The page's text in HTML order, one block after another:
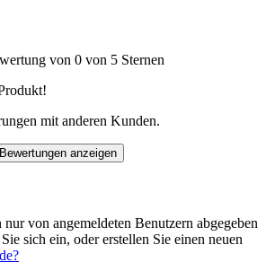
von 0 von 5 Sternen
mit anderen Kunden.
Bewertungen anzeigen
von angemeldeten Benutzern abgegeben
sich ein, oder erstellen Sie einen neuen